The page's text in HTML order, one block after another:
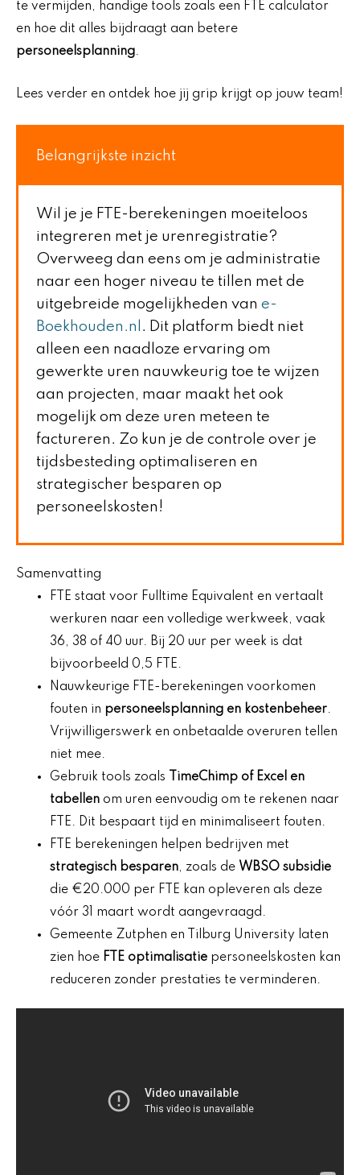
te vermijden, handige tools zoals een FTE calculator
en hoe dit alles bijdraagt aan betere
personeelsplanning.
Lees verder en ontdek hoe jij grip krijgt op jouw team!
Belangrijkste inzicht
Wil je je FTE-berekeningen moeiteloos
integreren met je urenregistratie?
Overweeg dan eens om je administratie
naar een hoger niveau te tillen met de
uitgebreide mogelijkheden van e-
Boekhouden.nl . Dit platform biedt niet
alleen een naadloze ervaring om
gewerkte uren nauwkeurig toe te wijzen
aan projecten, maar maakt het ook
mogelijk om deze uren meteen te
factureren. Zo kun je de controle over je
tijdsbesteding optimaliseren en
strategischer besparen op
personeelskosten!
Samenvatting
FTE staat voor Fulltime Equivalent en vertaalt
werkuren naar een volledige werkweek, vaak
36, 38 of 40 uur. Bij 20 uur per week is dat
bijvoorbeeld 0,5 FTE.
Nauwkeurige FTE-berekeningen voorkomen
fouten in personeelsplanning en kostenbeheer.
Vrijwilligerswerk en onbetaalde overuren tellen
niet mee.
Gebruik tools zoals
TimeChimp of Excel en
tabellen om uren eenvoudig om te rekenen naar
FTE. Dit bespaart tijd en minimaliseert fouten.
FTE berekeningen helpen bedrijven met
strategisch besparen, zoals de WBSO subsidie
die €20.000 per FTE kan opleveren als deze
vóór 31 maart wordt aangevraagd.
Gemeente Zutphen en Tilburg University laten
zien hoe FTE optimalisatie personeelskosten kan
reduceren zonder prestaties te verminderen.